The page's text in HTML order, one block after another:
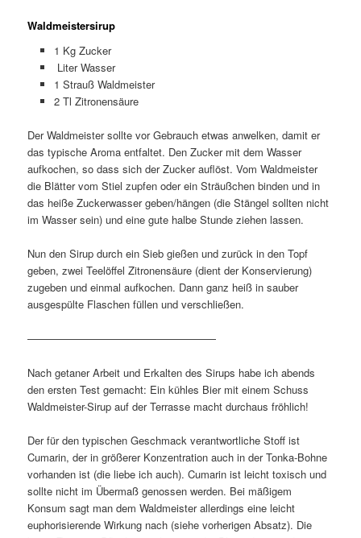
Waldmeistersirup
1 Kg Zucker
Liter Wasser
1 Strauß Waldmeister
2 Tl Zitronensäure
Der Waldmeister sollte vor Gebrauch etwas anwelken, damit er
das typische Aroma entfaltet. Den Zucker mit dem Wasser
aufkochen, so dass sich der Zucker auflöst. Vom Waldmeister
die Blätter vom Stiel zupfen oder ein Sträußchen binden und in
das heiße Zuckerwasser geben/hängen (die Stängel sollten nicht
im Wasser sein) und eine gute halbe Stunde ziehen lassen.
Nun den Sirup durch ein Sieb gießen und zurück in den Topf
geben, zwei Teelöffel Zitronensäure (dient der Konservierung)
zugeben und einmal aufkochen. Dann ganz heiß in sauber
ausgespülte Flaschen füllen und verschließen.
——————————————————
Nach getaner Arbeit und Erkalten des Sirups habe ich abends
den ersten Test gemacht: Ein kühles Bier mit einem Schuss
Waldmeister-Sirup auf der Terrasse macht durchaus fröhlich!
Der für den typischen Geschmack verantwortliche Stoff ist
Cumarin, der in größerer Konzentration auch in der Tonka-Bohne
vorhanden ist (die liebe ich auch). Cumarin ist leicht toxisch und
sollte nicht im Übermaß genossen werden. Bei mäßigem
Konsum sagt man dem Waldmeister allerdings eine leicht
euphorisierende Wirkung nach (siehe vorherigen Absatz). Die